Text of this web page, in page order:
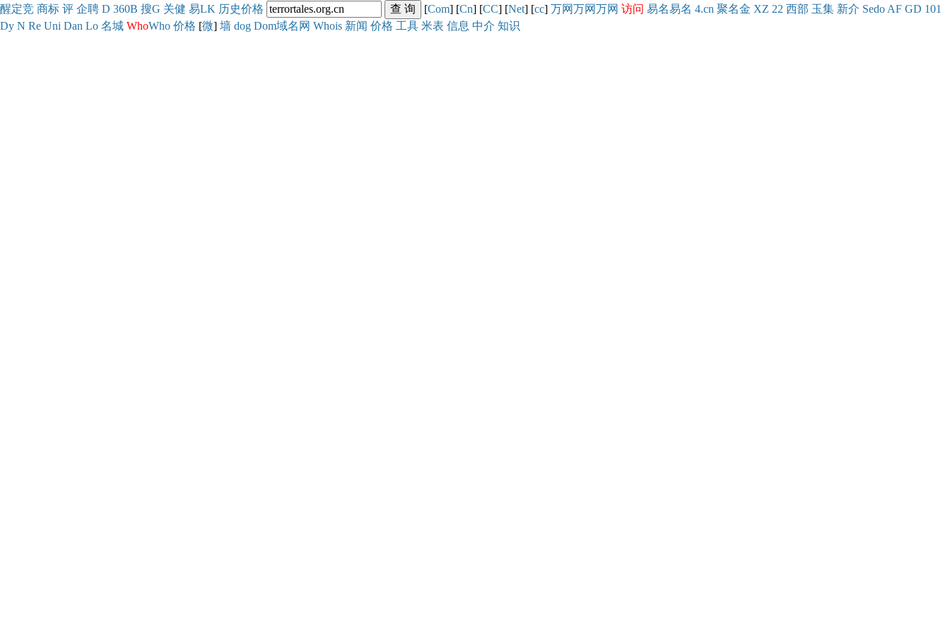
醒定竞 商标 评 企聘 D 360B 搜G 关健 易LK 历史价格 [Com] [Cn] [CC] [Net] [cc] 万网万网万网 访问 易名易名 4.cn 聚名金 XZ 22 西部 玉集 新介 Sedo AF GD 101
Dy N Re Uni Dan Lo 名城 WhoWho 价格 [微] 墙 dog Dom域名网 Whois 新闻 价格 工具 米表 信息 中介 知识